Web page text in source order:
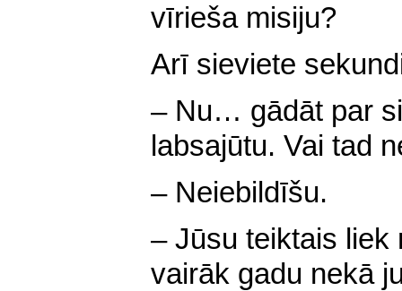
vīrieša misiju?
Arī sieviete
– Nu… gādāt par
labsajūtu. Vai tad
– Neiebildīšu.
– Jūsu teiktais liek
vairāk gadu nekā